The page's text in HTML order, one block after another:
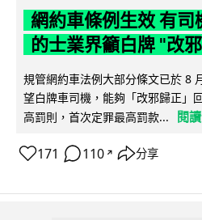
網約車條例生效 有
的士業界籲白牌 "改
規管網約車法例大部分條文已於 8
望白牌車司機，能夠「改邪歸正」
高罰則，首次定罪最高罰款...
閱
171 110 ↗ 分享